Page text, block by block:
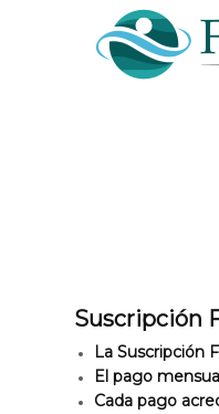
Suscripción
La Suscripción
El pago
Cada pago